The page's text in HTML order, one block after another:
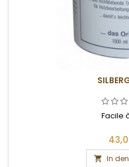
Facile
 In